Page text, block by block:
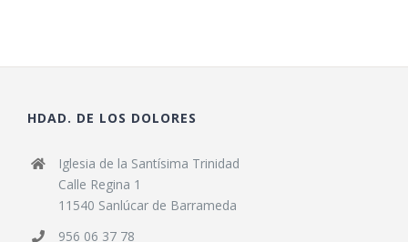
HDAD. DE LOS DOLORES
Iglesia de la Santísima Trinidad
Calle Regina 1
11540 Sanlúcar de Barrameda
956 06 37 78